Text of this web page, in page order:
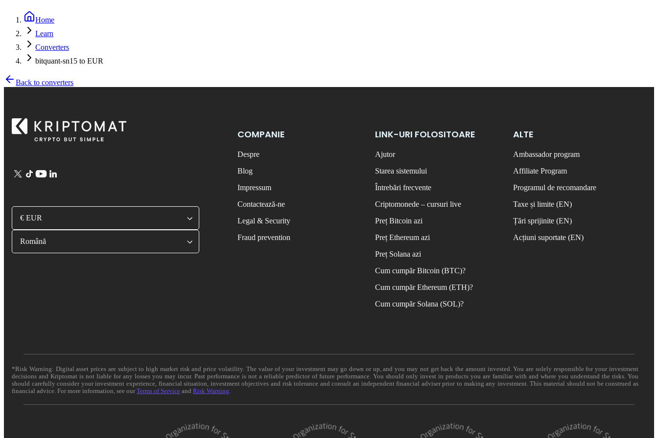
Home
Learn
Converters
bitquant-sn15 to EUR
Back to converters
€ EUR
Română
COMPANIE
Despre
Blog
Impressum
Contactează-ne
Legal & Security
Fraud prevention
LINK-URI FOLOSITOARE
Ajutor
Starea sistemului
Întrebări frecvente
Criptomonede – cursuri live
Preț Bitcoin azi
Preț Ethereum azi
Preț Solana azi
Cum cumpăr Bitcoin (BTC)?
Cum cumpăr Ethereum (ETH)?
Cum cumpăr Solana (SOL)?
ALTE
Ambassador program
Affiliate Program
Programul de recomandare
Taxe și limite (EN)
Țări sprijinite (EN)
Acțiuni suportate (EN)
*Risk Warning: Digital asset prices are subject to high market risk and price volatility. The value of your investment may go down or up, and you may not get back the amount invested. You are solely responsible for your investment
decisions and Kriptomat is not liable for any losses you may incur. Past performance is not a reliable predictor of future performance. You should only invest in products you are familiar with and where you understand the risks. You
should carefully consider your investment experience, financial situation, investment objectives and risk tolerance and consult an independent financial adviser prior to making any investment. This material should not be construed as
financial advice. For more information, see ourTerms of Service and Risk Warning